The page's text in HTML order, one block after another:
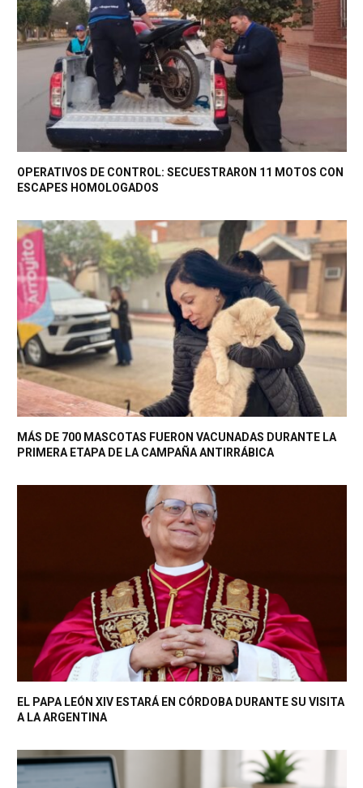
OPERATIVOS DE CONTROL: SECUESTRARON 11 MOTOS CON
ESCAPES HOMOLOGADOS
MÁS DE 700 MASCOTAS FUERON VACUNADAS DURANTE LA
PRIMERA ETAPA DE LA CAMPAÑA ANTIRRÁBICA
EL PAPA LEÓN XIV ESTARÁ EN CÓRDOBA DURANTE SU VISITA
A LA ARGENTINA